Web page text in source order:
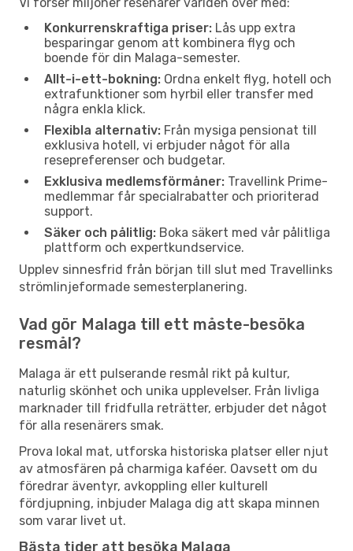
Konkurrenskraftiga priser: Lås upp extra
besparingar genom att kombinera flyg och
boende för din Malaga-semester.
Allt-i-ett-bokning: Ordna enkelt flyg, hotell och
extrafunktioner som hyrbil eller transfer med
några enkla klick.
Flexibla alternativ: Från mysiga pensionat till
exklusiva hotell, vi erbjuder något för alla
resepreferenser och budgetar.
Exklusiva medlemsförmåner: Travellink Prime-
medlemmar får specialrabatter och prioriterad
support.
Säker och pålitlig: Boka säkert med vår pålitliga
plattform och expertkundservice.
Upplev sinnesfrid från början till slut med Travellinks
strömlinjeformade semesterplanering.
Vad gör Malaga till ett måste-besöka
resmål?
Malaga är ett pulserande resmål rikt på kultur,
naturlig skönhet och unika upplevelser. Från livliga
marknader till fridfulla reträtter, erbjuder det något
för alla resenärers smak.
Prova lokal mat, utforska historiska platser eller njut
av atmosfären på charmiga kaféer. Oavsett om du
föredrar äventyr, avkoppling eller kulturell
fördjupning, inbjuder Malaga dig att skapa minnen
som varar livet ut.
Bästa tider att besöka Malaga